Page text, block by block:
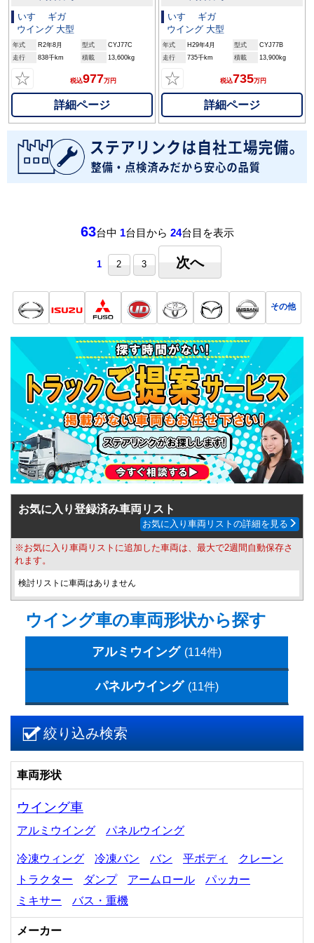
いすゞ ギガ
ウイング 大型
年式 R2年8月 型式
CYJ77C
走行
838千km 積載 13,600kg
☆ 税込977万円
詳細ページ
いすゞ ギガ
ウイング 大型
年式 H29年4月 型式
CYJ77B
走行
735千km 積載 13,900kg
☆ 税込735万円
詳細ページ
63台中 1台目から 24台目を表示
1 2 3 次へ
その他
お気に入り登録済み車両リスト
お気に入り車両リストの詳細を見る
※お気に入り車両リストに追加した車両は、最大で2週間自動保存さ
れます。
検討リストに車両はありません
ウイング車の車両形状から探す
アルミウイング (114件)
パネルウイング (11件)
絞り込み検索
車両形状
ウイング車
アルミウイング パネルウイング
冷凍ウィング 冷凍バン バン 平ボディ
クレーン
トラクター
ダンプ アームロール
パッカー
ミキサー
バス・重機
メーカー